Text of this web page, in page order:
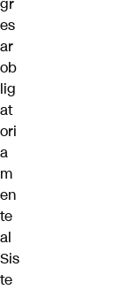
es
ar
ob
lig
at
ori
a
m
en
te
al
Sis
te